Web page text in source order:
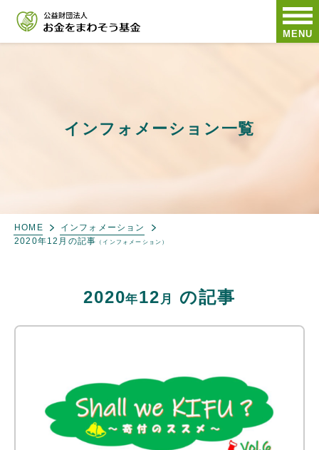
MENU
インフォメーション一覧
HOME
インフォメーション
2020年12月の記事 （インフォメーション）
2020年12 月 の記事